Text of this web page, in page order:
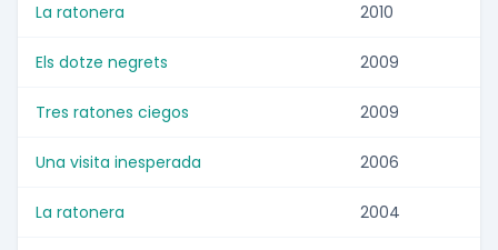
La ratonera 2010
Els dotze negrets 2009
Tres ratones ciegos 2009
Una visita inesperada 2006
La ratonera 2004